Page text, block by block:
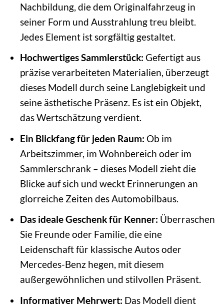
Nachbildung, die dem Originalfahrzeug in
seiner Form und Ausstrahlung treu bleibt.
Jedes Element ist sorgfältig gestaltet.
Hochwertiges Sammlerstück: Gefertigt aus
präzise verarbeiteten Materialien, überzeugt
dieses Modell durch seine Langlebigkeit und
seine ästhetische Präsenz. Es ist ein Objekt,
das Wertschätzung verdient.
Ein Blickfang für jeden Raum: Ob im
Arbeitszimmer, im Wohnbereich oder im
Sammlerschrank – dieses Modell zieht die
Blicke auf sich und weckt Erinnerungen an
glorreiche Zeiten des Automobilbaus.
Das ideale Geschenk für Kenner: Überraschen
Sie Freunde oder Familie, die eine
Leidenschaft für klassische Autos oder
Mercedes-Benz hegen, mit diesem
außergewöhnlichen und stilvollen Präsent.
Informativer Mehrwert: Das Modell dient